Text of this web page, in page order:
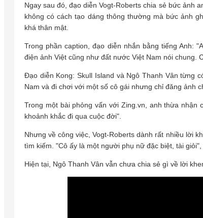
Ngay sau đó, đạo diễn Vogt-Roberts chia sẻ bức ảnh
không có cách tạo dáng thông thường mà bức ảnh
khá thân mật.
Trong phần caption, đạo diễn nhắn bằng tiếng Anh:
điện ảnh Việt cũng như đất nước Việt Nam nói chung.
Đạo diễn Kong: Skull Island và Ngô Thanh Vân từng
Nam và đi chơi với một số cô gái nhưng chỉ đăng ảnh
Trong một bài phỏng vấn với Zing.vn, anh thừa nhận
khoảnh khắc đi qua cuộc đời".
Nhưng về công việc, Vogt-Roberts dành rất nhiều lời
tìm kiếm. "Cô ấy là một người phụ nữ đặc biệt, tài giỏi",
Hiện tại, Ngô Thanh Vân vẫn chưa chia sẻ gì về lời